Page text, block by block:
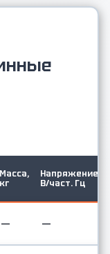
Масса,
кг
Напряжение,
В/част. Гц
— —